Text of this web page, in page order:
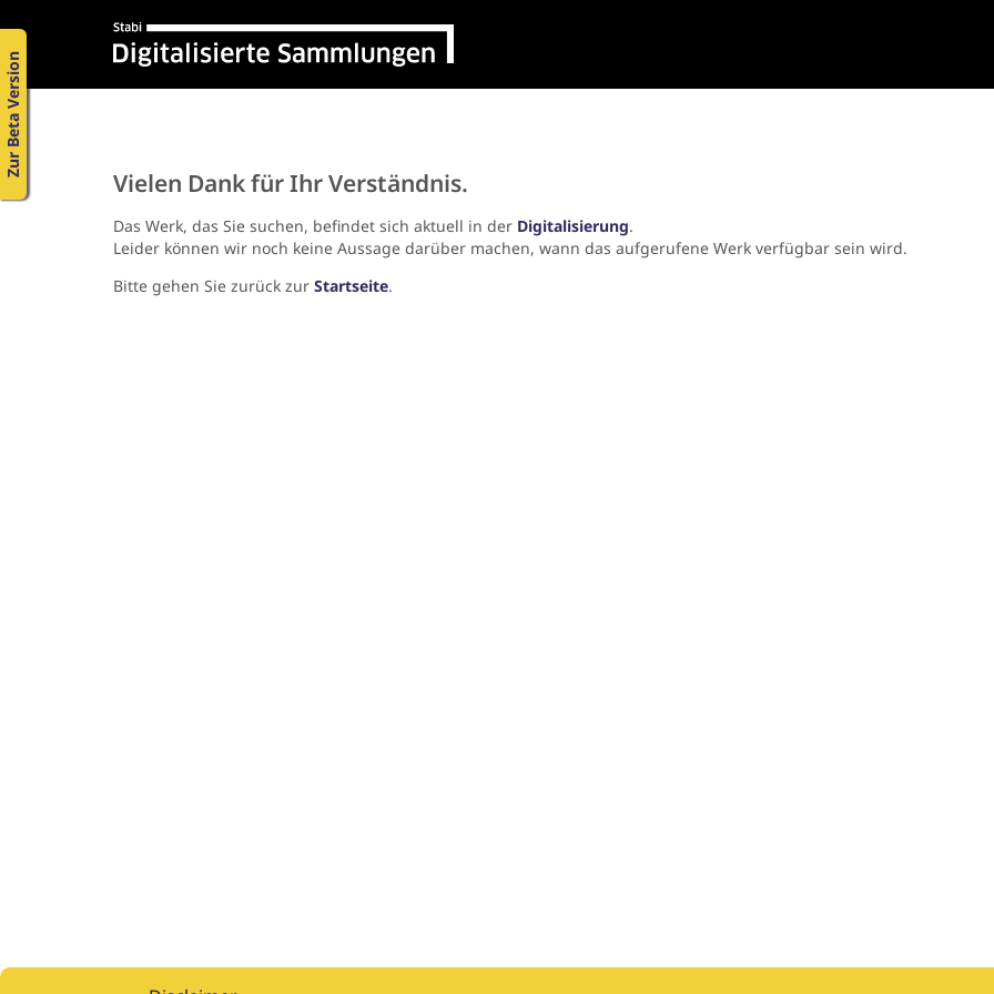
Zur Beta Version
Vielen Dank für Ihr Verständnis.
Das Werk, das Sie suchen, befindet sich aktuell in der Digitalisierung.
Leider können wir noch keine Aussage darüber machen, wann das aufgerufene Werk verfügbar sein wird.
Bitte gehen Sie zurück zur Startseite.